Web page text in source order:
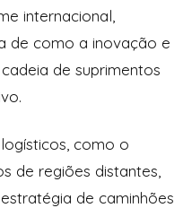
internacional,
de como a inovação e
de suprimentos
como o
de regiões distantes,
de caminhões